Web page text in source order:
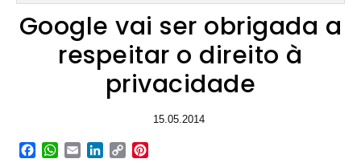
Google vai ser obrigada a
respeitar o direito à
privacidade
15.05.2014
Facebook
WhatsApp
EmailLinkedIn
Copy